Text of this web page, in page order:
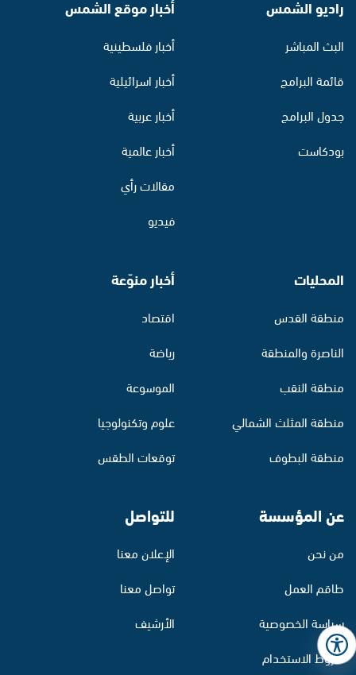
راديو الشمس
البث المباشر
قائمة البرامج
جدول البرامج
بودكاست
أخبار موقع الشمس
أخبار فلسطينية
أخبار اسرائيلية
أخبار عربية
أخبار عالمية
مقالات رأي
فيديو
المحليات
منطقة القدس
الناصرة والمنطقة
منطقة النقب
منطقة المثلث الشمالي
منطقة البطوف
أخبار منوّعة
اقتصاد
رياضة
الموسوعة
علوم وتكنولوجيا
توقعات الطقس
عن المؤسسة
من نحن
طاقم العمل
سياسة الخصوصية
شروط الاستخدام
للتواصل
الإعلان معنا
تواصل معنا
الأرشيف